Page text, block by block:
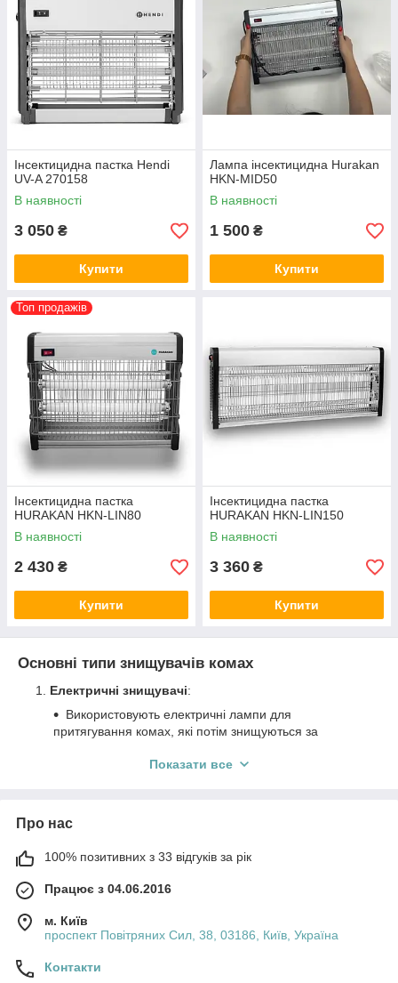
Інсектицидна пастка Hendi
UV-A 270158
В наявності
3 050 ₴
Купити
Лампа інсектицидна Hurakan
HKN-MID50
В наявності
1 500 ₴
Купити
Топ продажів
Інсектицидна пастка
HURAKAN HKN-LIN80
В наявності
2 430 ₴
Купити
Інсектицидна пастка
HURAKAN HKN-LIN150
В наявності
3 360 ₴
Купити
Основні типи знищувачів комах
Електричні знищувачі:
Використовують електричні лампи для
притягування комах, які потім знищуються за
ефективними для боротьби з літаючими
Працюють за принципом липкої поверхні, на
ідеально підходить для контролю повзучих
Випускають аерозольний спрей, що містить
інсектициди, для знищення комах у
приміщеннях. Вони забезпечують швидкий
Показати все
Про нас
100% позитивних з 33 відгуків за рік
Працює з 04.06.2016
м. Київ
проспект Повітряних Сил, 38, 03186, Київ, Україна
Контакти